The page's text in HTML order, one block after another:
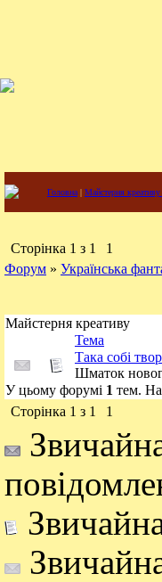
Головна | Майстерня
Сторінка 1 з 1
1
Форум » Українська
Майстерня креативу
Тема
Така собі
Шматок
У цьому форумі 1 тем. На
Сторінка 1 з 1 1